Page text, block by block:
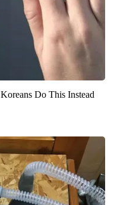
Do This Instead